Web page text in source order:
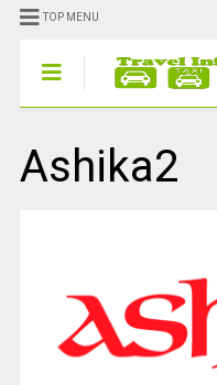
TOP MENU
Ashika2